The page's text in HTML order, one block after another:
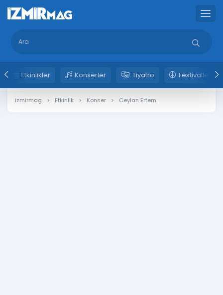
Etkinlikler Konserler Tiyatro Festivaller
izmirmag Etkinlik Konser Ceylan Ertem